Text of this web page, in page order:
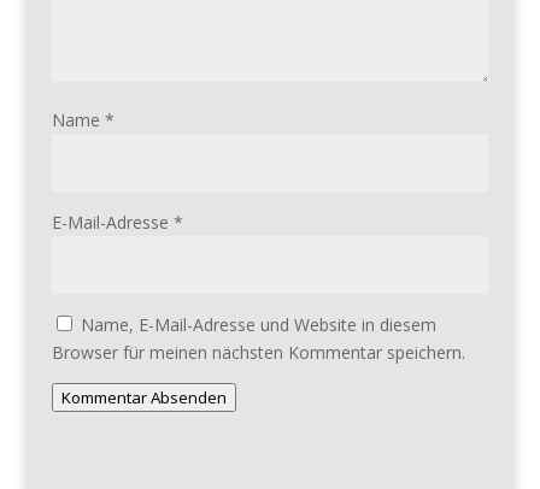
Name *
E-Mail-Adresse *
Name, E-Mail-Adresse und Website in diesem
Browser für meinen nächsten Kommentar speichern.
Kommentar Absenden